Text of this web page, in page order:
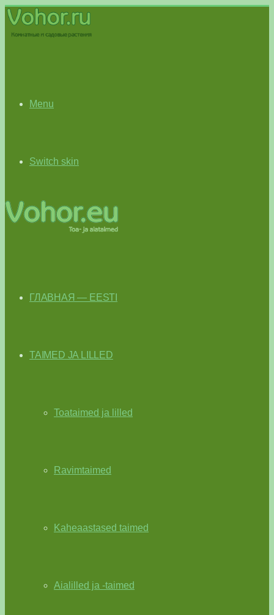
Menu
Switch skin
ГЛАВНАЯ — EESTI
TAIMED JA LILLED
Toataimed ja lilled
Ravimtaimed
Kaheaastased taimed
Aialilled ja -taimed